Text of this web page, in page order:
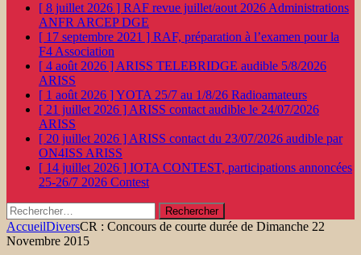
[ 8 juillet 2026 ] RAF revue juillet/aout 2026 Administrations
ANFR ARCEP DGE
[ 17 septembre 2021 ] RAF, préparation à l’examen pour la
F4 Association
[ 4 août 2026 ] ARISS TELEBRIDGE audible 5/8/2026
ARISS
[ 1 août 2026 ]YOTA 25/7 au 1/8/26 Radioamateurs
[ 21 juillet 2026 ] ARISS contact audible le 24/07/2026
ARISS
[ 20 juillet 2026 ] ARISS contact du 23/07/2026 audible par
ON4ISS ARISS
[ 14 juillet 2026 ] IOTA CONTEST, participations annoncées
25-26/7 2026 Contest
Rechercher :
AccueilDiversCR : Concours de courte durée de Dimanche 22
Novembre 2015